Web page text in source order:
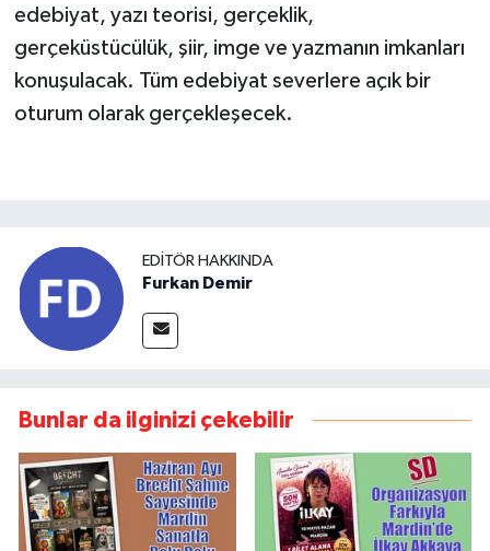
edebiyat, yazı teorisi, gerçeklik,
gerçeküstücülük, şiir, imge ve yazmanın imkanları
konuşulacak. Tüm edebiyat severlere açık bir
oturum olarak gerçekleşecek.
EDITÖR HAKKINDA
Furkan Demir
Bunlar da ilginizi çekebilir